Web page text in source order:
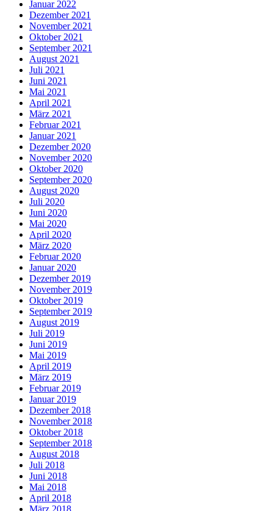
Januar 2022
Dezember 2021
November 2021
Oktober 2021
September 2021
August 2021
Juli 2021
Juni 2021
Mai 2021
April 2021
März 2021
Februar 2021
Januar 2021
Dezember 2020
November 2020
Oktober 2020
September 2020
August 2020
Juli 2020
Juni 2020
Mai 2020
April 2020
März 2020
Februar 2020
Januar 2020
Dezember 2019
November 2019
Oktober 2019
September 2019
August 2019
Juli 2019
Juni 2019
Mai 2019
April 2019
März 2019
Februar 2019
Januar 2019
Dezember 2018
November 2018
Oktober 2018
September 2018
August 2018
Juli 2018
Juni 2018
Mai 2018
April 2018
März 2018